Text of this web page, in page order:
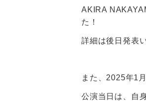
AKIRA
た！
詳細は後日発表
また、2025年1
公演当日は、自